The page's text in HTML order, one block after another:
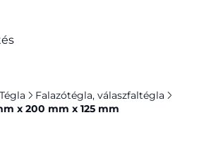
Tégla
Falazótégla, válaszfaltégla
x 200 mm x 125 mm